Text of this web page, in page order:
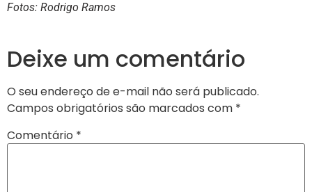
Fotos: Rodrigo Ramos
Deixe um comentário
O seu endereço de e-mail não será publicado.
Campos obrigatórios são marcados com *
Comentário *